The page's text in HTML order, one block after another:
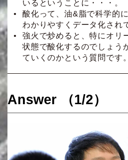
いるということに・・・。
酸化って、油&脂で科学的
わかりやすくデータ化され
強火で炒めると、特にオリ
状態で酸化するのでしょう
ていくのかという質問です。
Answer （1/2）